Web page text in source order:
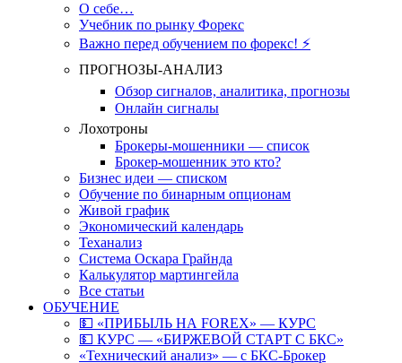
О себе…
Учебник по рынку Форекс
Важно перед обучением по форекс! ⚡
ПРОГНОЗЫ-АНАЛИЗ
Обзор сигналов, аналитика, прогнозы
Онлайн сигналы
Лохотроны
Брокеры-мошенники — список
Брокер-мошенник это кто?
Бизнес идеи — списком
Обучение по бинарным опционам
Живой график
Экономический календарь
Теханализ
Система Оскара Грайнда
Калькулятор мартингейла
Все статьи
ОБУЧЕНИЕ
💵 «ПРИБЫЛЬ НА FOREX» — КУРС
💵 КУРС — «БИРЖЕВОЙ СТАРТ С БКС»
«Технический анализ» — с БКС-Брокер